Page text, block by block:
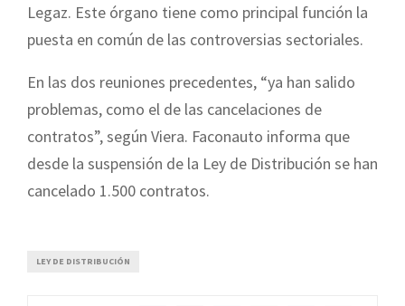
Legaz. Este órgano tiene como principal función la
puesta en común de las controversias sectoriales.
En las dos reuniones precedentes, “ya han salido
problemas, como el de las cancelaciones de
contratos”, según Viera. Faconauto informa que
desde la suspensión de la Ley de Distribución se han
cancelado 1.500 contratos.
LEY DE DISTRIBUCIÓN